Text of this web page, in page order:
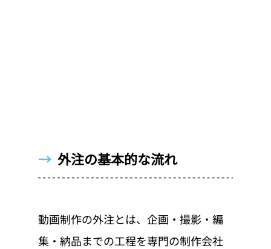
→ 外注の基本的な流れ
動画制作の外注とは、企画・撮影・編
集・納品までの工程を専門の制作会社